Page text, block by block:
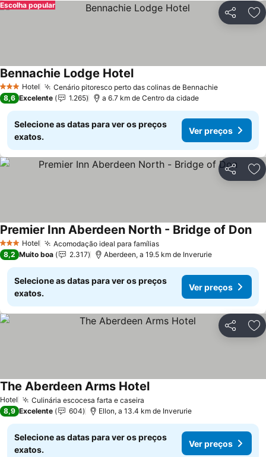
Partilhar
Escolha popular
3 EstrelasHotel Cenário pitoresco perto das colinas de Bennachie
Bennachie Lodge Hotel
8,6 Excelente 1.265 a 6.7 km de Centro da cidade
Selecione as datas para ver os preços
exatos.
Ver preços
Partilhar
3 EstrelasHotel Acomodação ideal para famílias
Premier Inn Aberdeen North - Bridge of Don
8,2 Muito boa 2.317 Aberdeen, a 19.5 km de Inverurie
Selecione as datas para ver os preços
exatos.
Ver preços
Partilhar
Hotel Culinária escocesa farta e caseira
The Aberdeen Arms Hotel
8,9 Excelente 604 Ellon, a 13.4 km de Inverurie
Selecione as datas para ver os preços
exatos.
Ver preços